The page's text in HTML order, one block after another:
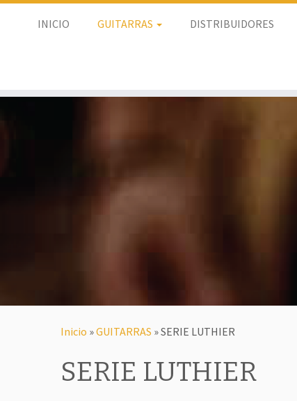
INICIO GUITARRAS DISTRIBUIDORES
Inicio »GUITARRAS »SERIE LUTHIER
SERIE LUTHIER